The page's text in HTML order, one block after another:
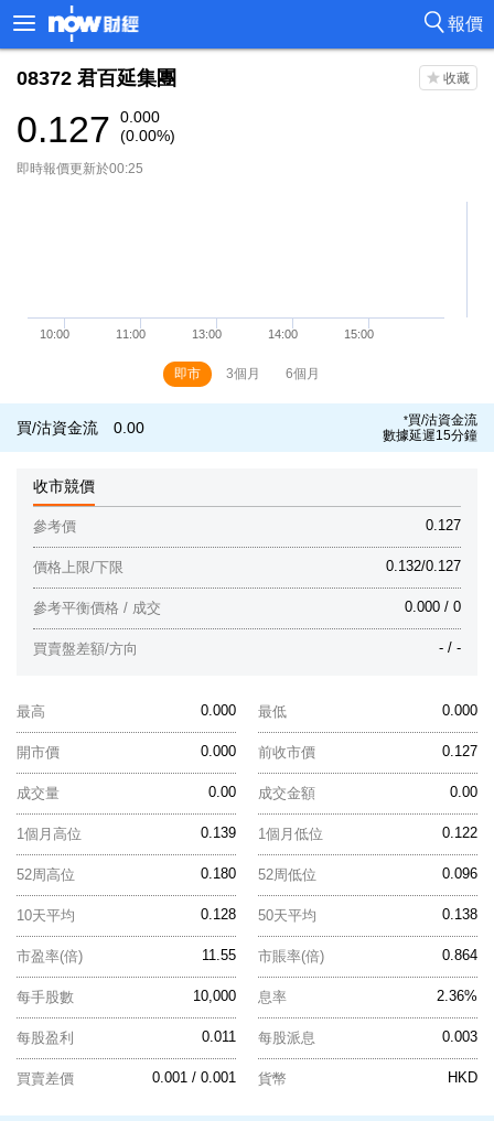
報價
08372 君百延集團
0.127
0.000
(0.00%)
即時報價更新於00:25
即市 3個月 6個月
買/沽資金流 0.00 *買/沽資金流
數據延遲15分鐘
收市競價
0.127
參考價
0.132/0.127
價格上限/下限
0.000 / 0
參考平衡價格 / 成交
- / -
買賣盤差額/方向
0.000
最高 0.000
最低
0.000
開市價 0.127
前收市價
0.00
成交量 0.00
成交金額
0.139
1個月高位 0.122
1個月低位
0.180
52周高位 0.096
52周低位
0.128
10天平均 0.138
50天平均
11.55
市盈率(倍) 0.864
市賬率(倍)
10,000
每手股數 2.36%
息率
0.011
每股盈利 0.003
每股派息
0.001 / 0.001
買賣差價 HKD
貨幣